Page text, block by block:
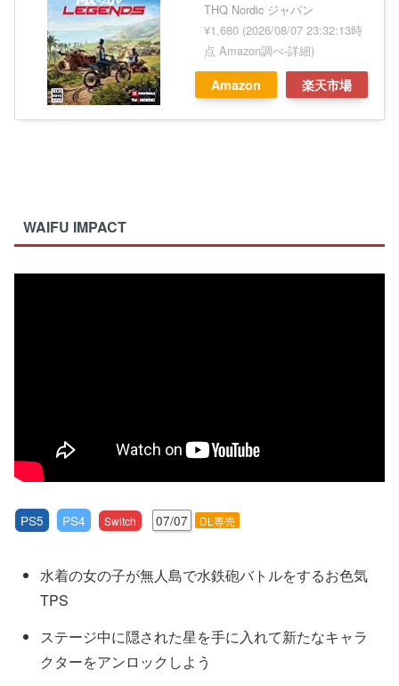
THQ Nordic ジャパン
¥1,680 (2026/08/07 23:32:13時
点 Amazon調べ-詳細)
Amazon 楽天市場
WAIFU IMPACT
PS5 PS4 Switch 07/07 DL専売
水着の女の子が無人島で水鉄砲バトルをするお色気
TPS
ステージ中に隠された星を手に入れて新たなキャラ
クターをアンロックしよう